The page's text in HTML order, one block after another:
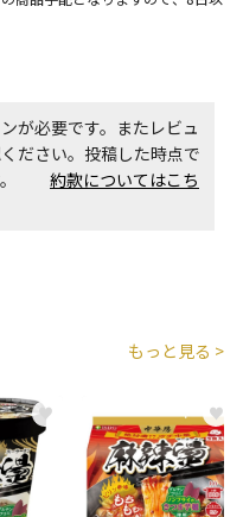
かる商品です
が必要です。またレビュ
ださい。投稿した時点で
。 約款についてはこち
もっと見る >
♥ ♥